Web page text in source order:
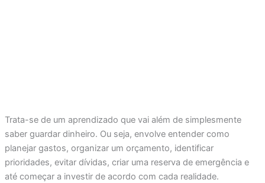
Trata-se de um aprendizado que vai além de simplesmente
saber guardar dinheiro. Ou seja, envolve entender como
planejar gastos, organizar um orçamento, identificar
prioridades, evitar dívidas, criar uma reserva de emergência e
até começar a investir de acordo com cada realidade.